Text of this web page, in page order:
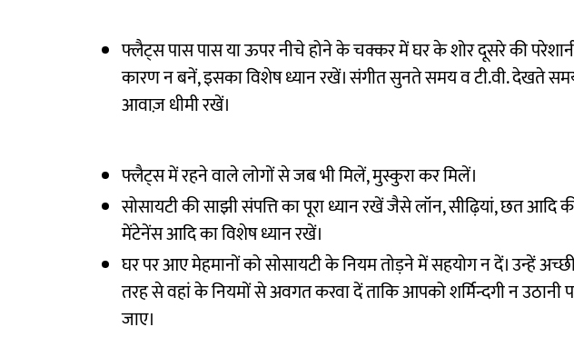
फ्लैट्स पास पास या ऊपर नीचे होने के चक्कर में घर के शोर दूसरे की
कारण न बनें, इसका विशेष ध्यान रखें। संगीत सुनते समय व टी.वी. देखते
आवाज़ धीमी रखें।
फ्लैट्स में रहने वाले लोगों से जब भी मिलें, मुस्कुरा कर मिलें।
सोसायटी की साझी संपत्ति का पूरा ध्यान रखें जैसे लॉन, सीढ़ियां, छत आदि
मेंटेनेंस आदि का विशेष ध्यान रखें।
घर पर आए मेहमानों को सोसायटी के नियम तोड़ने में सहयोग न दें। उन्हें
तरह से वहां के नियमों से अवगत करवा दें ताकि आपको शर्मिन्दगी न उठानी
जाए।